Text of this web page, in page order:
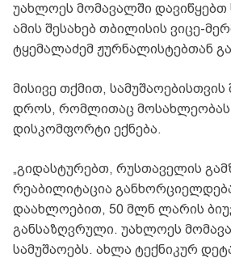
უახლოეს მომავალში დავიწყებთ
ამის შესახებ თბილისის ვიცე-
ტყემალაძემ ჟურნალისტებთან
მისივე თქმით, სამუშაოებისთვის
დროს, რომლითაც მოსახლეობას
დისკომფორტი ექნება.
„გიდასტურებთ, რუსთაველის
რეაბილიტაცია
დაახლოებით, 50 მლნ ლარის
განსაზღვრული. უახლოეს
სამუშაოებს. ახლა ტექნიკურ